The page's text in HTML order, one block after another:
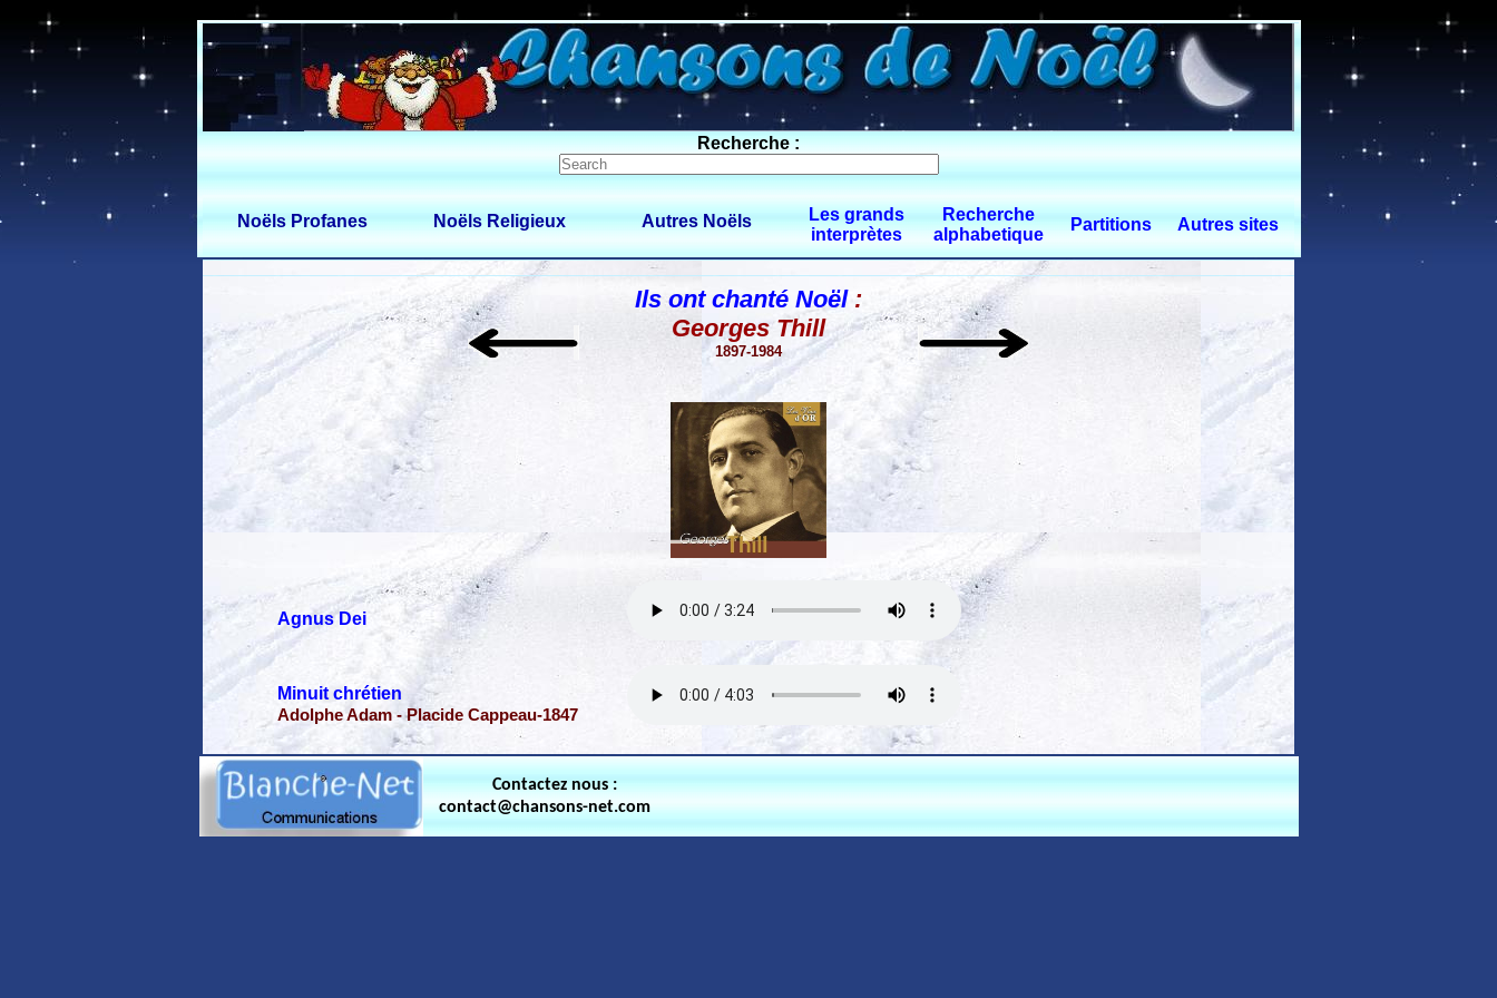
0 $limitbot 1 $limittot 2
Recherche :
Noëls Profanes Noëls Religieux Autres Noëls
Les grands
interprètes
Recherche
alphabetique
Partitions Autres sites
Ils ont chanté Noël:
Georges Thill
1897-1984
Agnus Dei
Minuit chrétien
Adolphe Adam - Placide Cappeau-1847
Contactez nous :
contact@chansons-net.com